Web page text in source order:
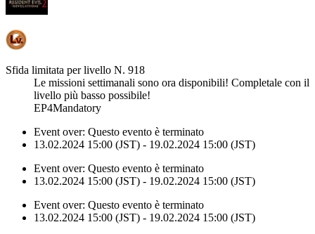
Sfida limitata per livello N. 918
Le missioni settimanali sono ora disponibili! Completale con il
livello più basso possibile!
EP4Mandatory
Event over: Questo evento è terminato
13.02.2024 15:00 (JST) - 19.02.2024 15:00 (JST)
Event over: Questo evento è terminato
13.02.2024 15:00 (JST) - 19.02.2024 15:00 (JST)
Event over: Questo evento è terminato
13.02.2024 15:00 (JST) - 19.02.2024 15:00 (JST)